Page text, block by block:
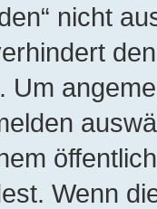
nicht
Um
Wenn